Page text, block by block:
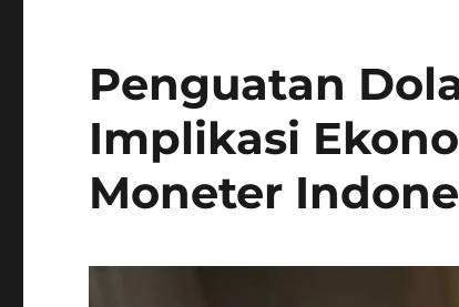
Penguatan
Implikasi
Moneter